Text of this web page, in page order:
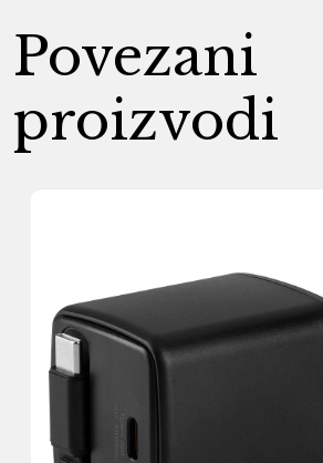
Povezani
proizvodi